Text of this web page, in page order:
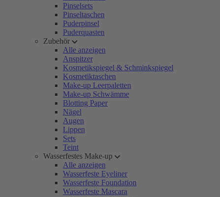
Pinselsets
Pinseltaschen
Puderpinsel
Puderquasten
Zubehör
Alle anzeigen
Anspitzer
Kosmetikspiegel & Schminkspiegel
Kosmetiktaschen
Make-up Leerpaletten
Make-up Schwämme
Blotting Paper
Nägel
Augen
Lippen
Sets
Teint
Wasserfestes Make-up
Alle anzeigen
Wasserfeste Eyeliner
Wasserfeste Foundation
Wasserfeste Mascara